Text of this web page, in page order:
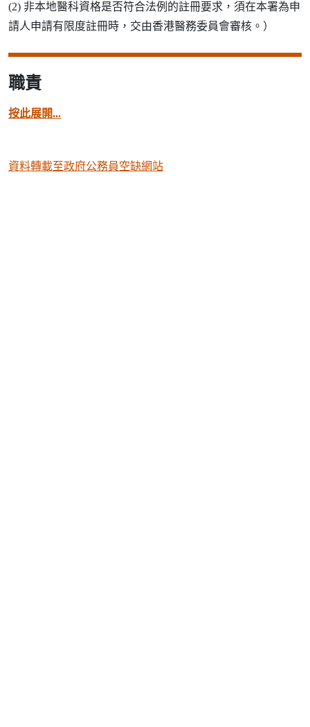
(2) 非本地醫科資格是否符合法例的註冊要求，須在本署為申
請人申請有限度註冊時，交由香港醫務委員會審核。）
職責
按此展開...
資料轉載至政府公務員空缺網站